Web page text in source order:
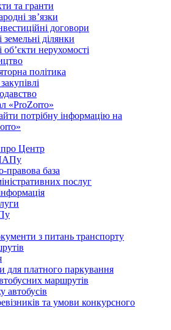
та гранти
зв’язки
договори
земельні ділянки
об’єкти нерухомості
політика
«ProZorro»
потрібну інформацію на
про Центр
правова база
послуг
з питань транспорту
для платного паркування
маршрутів
автобусів
та умови конкурсного